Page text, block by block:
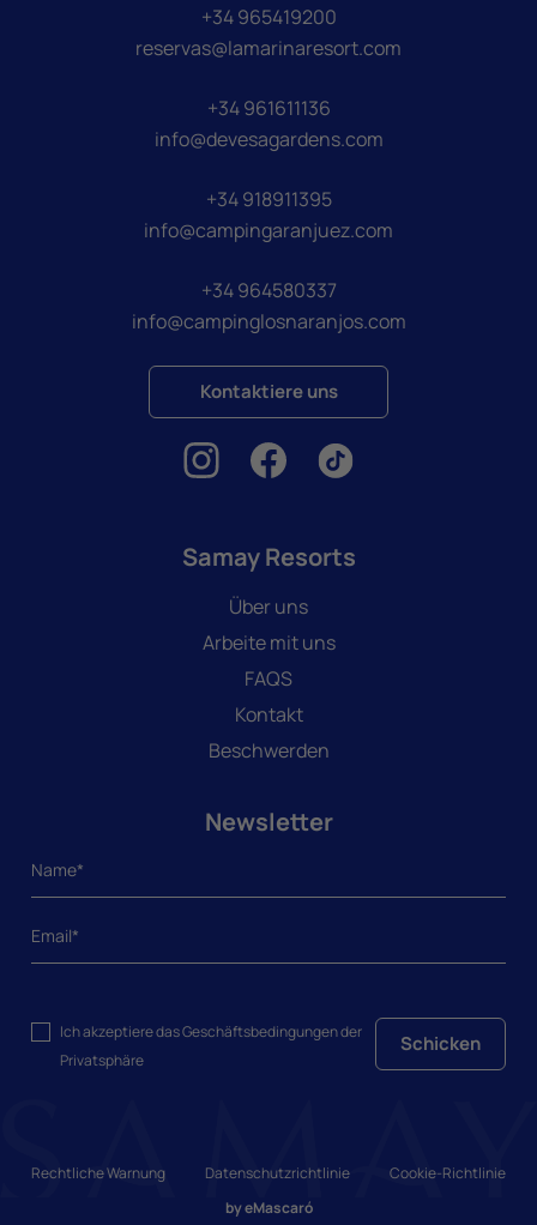
+34 965419200
reservas@lamarinaresort.com
+34 961611136
info@devesagardens.com
+34 918911395
info@campingaranjuez.com
+34 964580337
info@campinglosnaranjos.com
Kontaktiere uns
Samay Resorts
Über uns
Arbeite mit uns
FAQS
Kontakt
Beschwerden
Newsletter
Ich akzeptiere dasGeschäftsbedingungender
Privatsphäre
Schicken
Rechtliche Warnung Datenschutzrichtlinie
Cookie-Richtlinie
byeMascaró